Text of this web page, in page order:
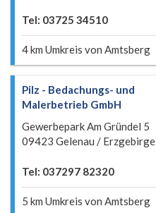
Tel: 03725 34510
4 km Umkreis von Amtsberg
Pilz - Bedachungs- und
Malerbetrieb GmbH
Gewerbepark Am Gründel 5
09423 Gelenau / Erzgebirge
Tel: 037297 82320
5 km Umkreis von Amtsberg